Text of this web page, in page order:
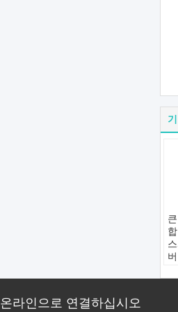
온라인으로 연결하십시오